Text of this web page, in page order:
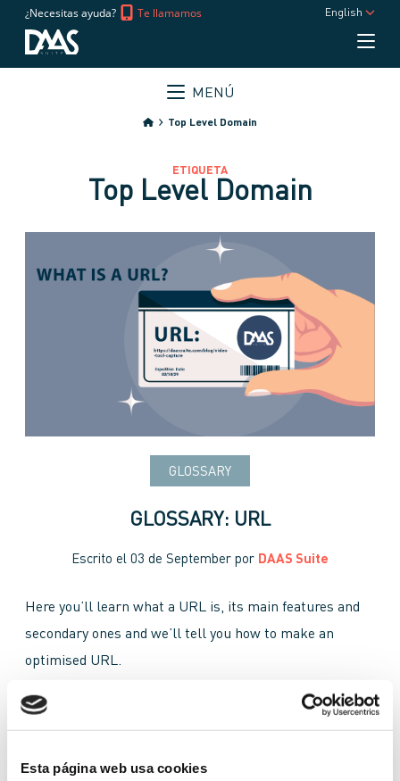
Esta página web usa cookies
¿Necesitas ayuda? Te llamamos English
MENÚ
Top Level Domain
ETIQUETA
Top Level Domain
GLOSSARY
GLOSSARY: URL
Escrito el 03 de September por DAAS Suite
Here you’ll learn what a URL is, its main features and
secondary ones and we’ll tell you how to make an
optimised URL.
basic URL IP address
key words own URL search engines
SEO positioning TLD Top Level Domain